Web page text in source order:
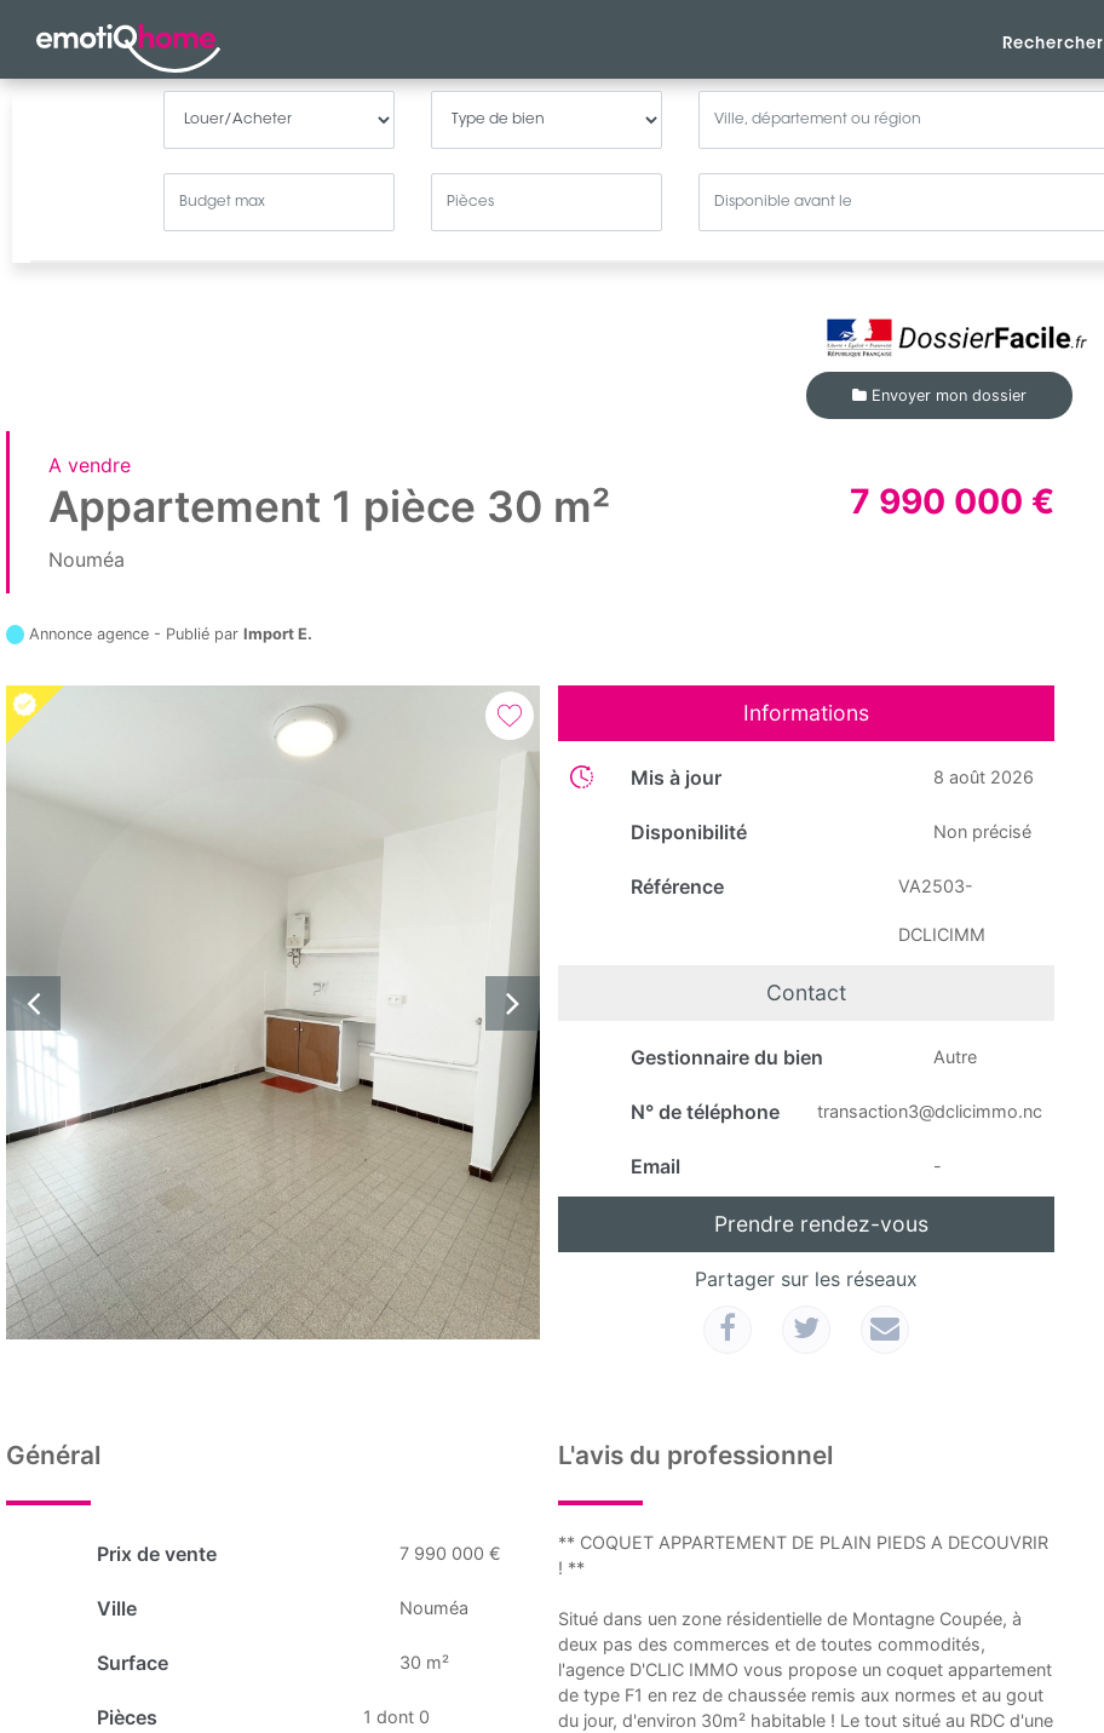
Rechercher
Envoyer mon dossier
A vendre
Appartement 1 pièce 30 m²
Nouméa
7 990 000 €
Annonce agence - Publié parImport E.
Informations
Mis à jour 8 août 2026
Disponibilité Non précisé
Référence VA2503-
DCLICIMM
Contact
Gestionnaire du bien Autre
N° de téléphone transaction3@dclicimmo.nc
Email -
Prendre rendez-vous
Partager sur les réseaux
Général
Prix de vente 7 990 000 €
Ville Nouméa
Surface 30 m²
Pièces 1 dont 0
L'avis du professionnel
** COQUET APPARTEMENT DE PLAIN PIEDS A DECOUVRIR
! **
Situé dans uen zone résidentielle de Montagne Coupée, à
deux pas des commerces et de toutes commodités,
l'agence D'CLIC IMMO vous propose un coquet appartement
de type F1 en rez de chaussée remis aux normes et au gout
du jour, d'environ 30m² habitable ! Le tout situé au RDC d'une